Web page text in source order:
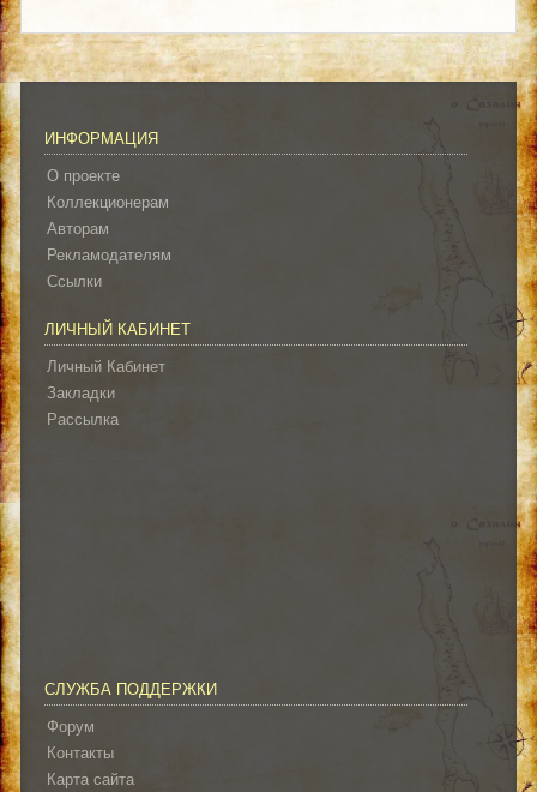
ИНФОРМАЦИЯ
О проекте
Коллекционерам
Авторам
Рекламодателям
Ссылки
ЛИЧНЫЙ КАБИНЕТ
Личный Кабинет
Закладки
Рассылка
СЛУЖБА ПОДДЕРЖКИ
Форум
Контакты
Карта сайта